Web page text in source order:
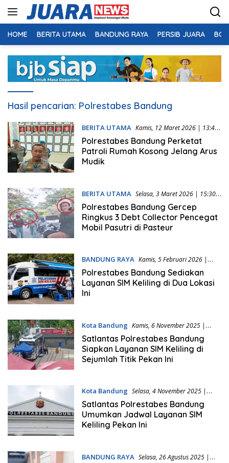
HOME BERITA UTAMA BANDUNG RAYA PERSIB JUARA
Hasil pencarian: Polrestabes Bandung
BERITA UTAMA Kamis, 12 Maret 2026 | 13:40
WIB
Polrestabes Bandung Perketat
Patroli Rumah Kosong Jelang Arus
Mudik
BERITA UTAMA Selasa, 3 Maret 2026 | 15:30
WIB
Polrestabes Bandung Gercep
Ringkus 3 Debt Collector Pencegat
Mobil Pasutri di Pasteur
BANDUNG RAYA Kamis, 5 Februari 2026 |
06:42 WIB
Polrestabes Bandung Sediakan
Layanan SIM Keliling di Dua Lokasi
Ini
Kota Bandung Kamis, 6 November 2025 |
06:06 WIB
Satlantas Polrestabes Bandung
Siapkan Layanan SIM Keliling di
Sejumlah Titik Pekan Ini
Kota Bandung Selasa, 4 November 2025 |
06:18 WIB
Satlantas Polrestabes Bandung
Umumkan Jadwal Layanan SIM
Keliling Pekan Ini
BANDUNG RAYA Selasa, 26 Agustus 2025 |